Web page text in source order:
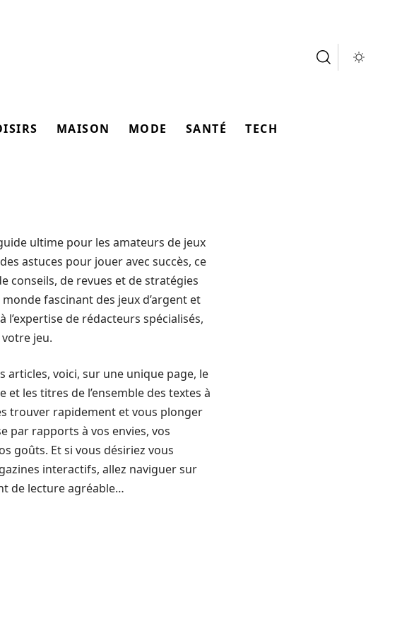
MAISON MODE SANTÉ TECH
ultime pour les amateurs de jeux
astuces pour jouer avec succès, ce
conseils, de revues et de stratégies
fascinant des jeux d’argent et
l’expertise de rédacteurs spécialisés,
jeu.
articles, voici, sur une unique page, le
les titres de l’ensemble des textes à
trouver rapidement et vous plonger
par rapports à vos envies, vos
goûts. Et si vous désiriez vous
interactifs, allez naviguer sur
de lecture agréable…